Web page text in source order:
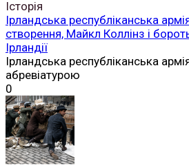
Історія
Ірландська республіканська
створення, Майкл Коллінз і
Ірландії
Ірландська республіканська
абревіатурою
0